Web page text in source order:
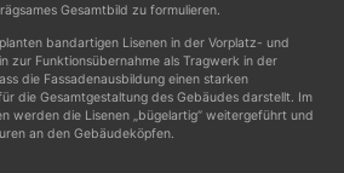
Gesamtbild zu formulieren.
bandartigen Lisenen in der Vorplatz- und
zur Funktionsübernahme als Tragwerk in der
die Fassadenausbildung einen starken
die Gesamtgestaltung des Gebäudes darstellt. Im
werden die Lisenen „bügelartig“ weitergeführt und
an den Gebäudeköpfen.